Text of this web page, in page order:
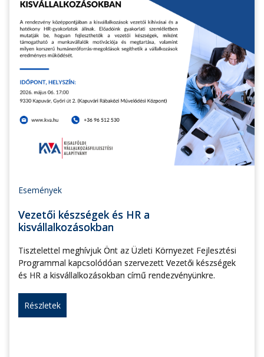
Események
Vezetői készségek és HR a
kisvállalkozásokban
Tisztelettel meghívjuk Önt az Üzleti Környezet Fejlesztési
Programmal kapcsolódóan szervezett Vezetői készségek
és HR a kisvállalkozásokban című rendezvényünkre.
Részletek